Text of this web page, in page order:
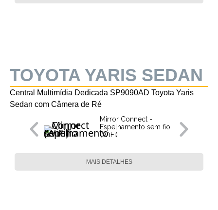
TOYOTA YARIS SEDAN
Central Multimídia Dedicada SP9090AD Toyota Yaris
Sedan com Câmera de Ré
Mirror Connect -
Espelhamento sem fio
(WiFi)
MAIS DETALHES